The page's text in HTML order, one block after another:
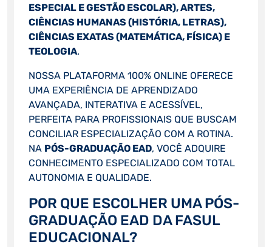
ESPECIAL E GESTÃO ESCOLAR), ARTES,
CIÊNCIAS HUMANAS (HISTÓRIA, LETRAS),
CIÊNCIAS EXATAS (MATEMÁTICA, FÍSICA) E
TEOLOGIA.
NOSSA PLATAFORMA 100% ONLINE OFERECE
UMA EXPERIÊNCIA DE APRENDIZADO
AVANÇADA, INTERATIVA E ACESSÍVEL,
PERFEITA PARA PROFISSIONAIS QUE BUSCAM
CONCILIAR ESPECIALIZAÇÃO COM A ROTINA.
NA PÓS-GRADUAÇÃO EAD, VOCÊ ADQUIRE
CONHECIMENTO ESPECIALIZADO COM TOTAL
AUTONOMIA E QUALIDADE.
POR QUE ESCOLHER UMA PÓS-
GRADUAÇÃO EAD DA FASUL
EDUCACIONAL?